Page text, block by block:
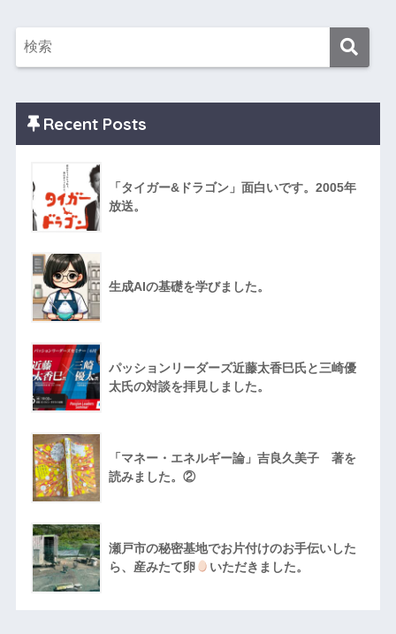
Recent Posts
「タイガー&ドラゴン」面白いです。2005年
放送。
生成AIの基礎を学びました。
パッションリーダーズ近藤太香巳氏と三崎優
太氏の対談を拝見しました。
「マネー・エネルギー論」吉良久美子 著を
読みました。②
瀬戸市の秘密基地でお片付けのお手伝いした
ら、産みたて卵
いただきました。